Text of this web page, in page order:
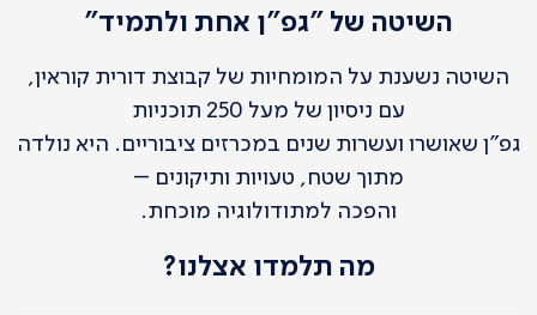
השיטה של "גפ"ן אחת ולתמיד"
השיטה נשענת על המומחיות של קבוצת דורית קוראין,
עם ניסיון של מעל 250 תוכניות
גפ"ן שאושרו ועשרות שנים במכרזים ציבוריים. היא נולדה
מתוך שטח, טעויות ותיקונים –
והפכה למתודולוגיה מוכחת.
מה תלמדו אצלנו?